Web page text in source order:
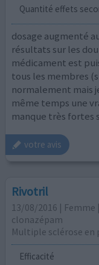
Quantité effets
dosage augmenté
résultats sur les
médicament est
tous les membres
normalement mais
même temps une
manque très fortes
votre avis
Rivotril
13/08/2016 | Femme
clonazépam
Multiple sclérose en
Efficacité